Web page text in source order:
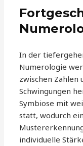
In der
Numerologie
zwischen Zahlen
Schwingungen
Symbiose mit
statt, wodurch
individuelle